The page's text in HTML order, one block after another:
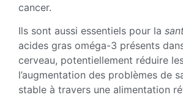
cancer.
Ils sont aussi essentiels pour la
acides gras oméga-3 présents
cerveau, potentiellement réduire
l’augmentation des problèmes de
stable à travers une alimentation